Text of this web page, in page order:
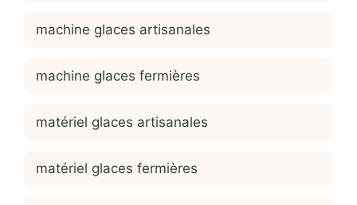
machine glaces artisanales
machine glaces fermières
matériel glaces artisanales
matériel glaces fermières